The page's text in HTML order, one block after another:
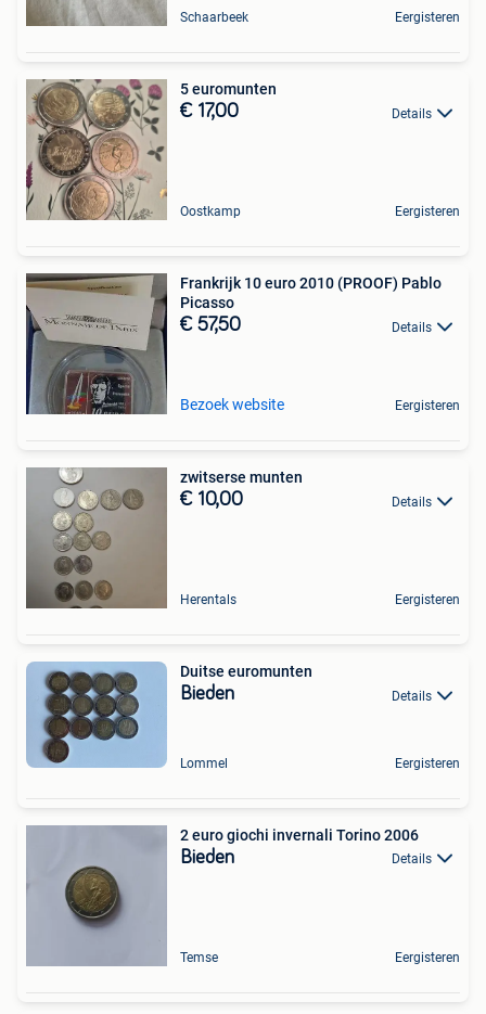
Schaarbeek Eergisteren
5 euromunten
€ 17,00 Details
Oostkamp Eergisteren
Frankrijk 10 euro 2010 (PROOF) Pablo
Picasso
€ 57,50 Details
Bezoek website Eergisteren
zwitserse munten
€ 10,00 Details
Herentals Eergisteren
Duitse euromunten
Bieden Details
Lommel Eergisteren
2 euro giochi invernali Torino 2006
Bieden Details
Temse Eergisteren